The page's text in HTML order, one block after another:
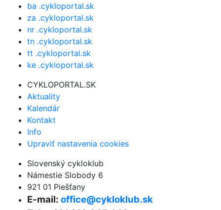
ba .cykloportal.sk
za .cykloportal.sk
nr .cykloportal.sk
tn .cykloportal.sk
tt .cykloportal.sk
ke .cykloportal.sk
CYKLOPORTAL.SK
Aktuality
Kalendár
Kontakt
Info
Upraviť nastavenia cookies
Slovenský cykloklub
Námestie Slobody 6
921 01 Piešťany
E-mail: office@cykloklub.sk